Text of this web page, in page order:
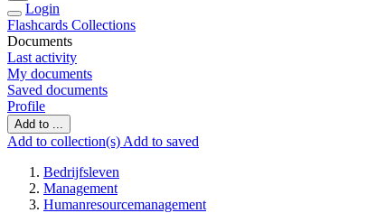
Login
Flashcards Collections
Documents
Last activity
My documents
Saved documents
Profile
Add to ...
Add to collection(s) Add to saved
Bedrijfsleven
Management
Humanresourcemanagement